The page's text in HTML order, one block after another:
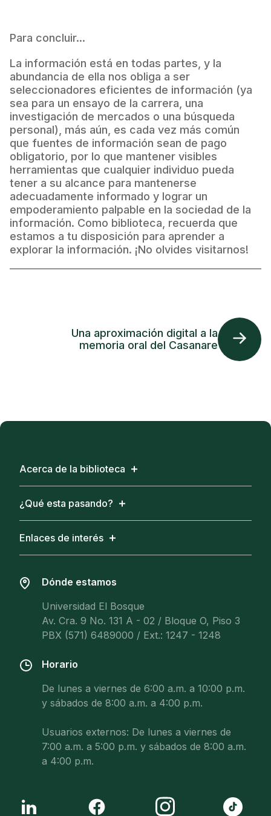
Para concluir...
La información está en todas partes, y la
abundancia de ella nos obliga a ser
seleccionadores eficientes de información (ya
sea para un ensayo de la carrera, una
investigación de mercados o una búsqueda
personal), más aún, es cada vez más común
que fuentes de información sean de pago
obligatorio, por lo que mantener visibles
herramientas que cualquier individuo pueda
tener a su alcance para mantenerse
adecuadamente informado y lograr un
empoderamiento palpable en la sociedad de la
información. Como biblioteca, recuerda que
estamos a tu disposición para aprender a
explorar la información. ¡No olvides visitarnos!
Una aproximación digital a la
memoria oral del Casanare
Acerca de la biblioteca
¿Qué esta pasando?
Enlaces de interés
Dónde estamos
Universidad El Bosque
Av. Cra. 9 No. 131 A - 02 / Bloque O, Piso 3
PBX (571) 6489000 / Ext.: 1247 - 1248
Horario
De lunes a viernes de 6:00 a.m. a 10:00 p.m.
y sábados de 8:00 a.m. a 4:00 p.m.
Usuarios externos: De lunes a viernes de
7:00 a.m. a 5:00 p.m. y sábados de 8:00 a.m.
a 4:00 p.m.